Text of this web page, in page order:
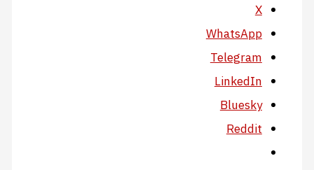
X
WhatsApp
Telegram
LinkedIn
Bluesky
Reddit